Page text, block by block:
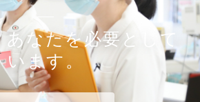
あなたを必要として
います。